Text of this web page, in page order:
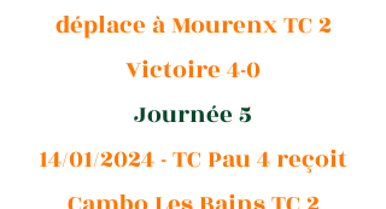
déplace à Mourenx TC 2
Victoire 4-0
Journée 5
14/01/2024 - TC Pau 4 reçoit